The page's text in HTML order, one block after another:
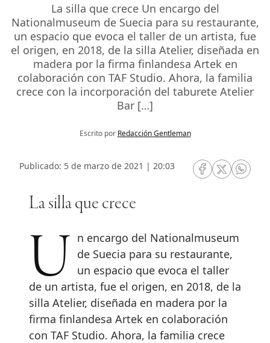
La silla que crece Un encargo del
Nationalmuseum de Suecia para su restaurante,
un espacio que evoca el taller de un artista, fue
el origen, en 2018, de la silla Atelier, diseñada en
madera por la firma finlandesa Artek en
colaboración con TAF Studio. Ahora, la familia
crece con la incorporación del taburete Atelier
Bar […]
Escrito por Redacción Gentleman
Publicado: 5 de marzo de 2021 | 20:03
RRSS Facebook
RRSSRRSS
La silla que crece
Un encargo del Nationalmuseum
de Suecia para su restaurante,
un espacio que evoca el taller
de un artista, fue el origen, en 2018, de la
silla Atelier, diseñada en madera por la
firma finlandesa Artek en colaboración
con TAF Studio. Ahora, la familia crece